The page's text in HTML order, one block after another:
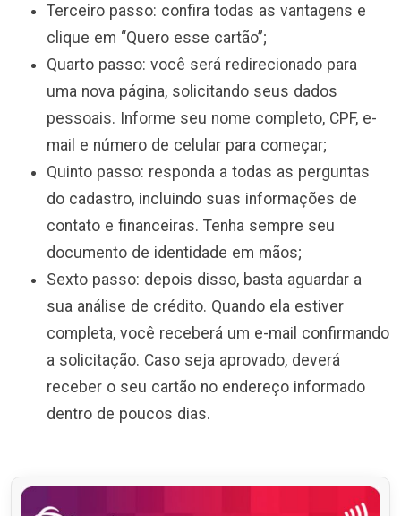
Terceiro passo: confira todas as vantagens e
clique em “Quero esse cartão”;
Quarto passo: você será redirecionado para
uma nova página, solicitando seus dados
pessoais. Informe seu nome completo, CPF, e-
mail e número de celular para começar;
Quinto passo: responda a todas as perguntas
do cadastro, incluindo suas informações de
contato e financeiras. Tenha sempre seu
documento de identidade em mãos;
Sexto passo: depois disso, basta aguardar a
sua análise de crédito. Quando ela estiver
completa, você receberá um e-mail confirmando
a solicitação. Caso seja aprovado, deverá
receber o seu cartão no endereço informado
dentro de poucos dias.